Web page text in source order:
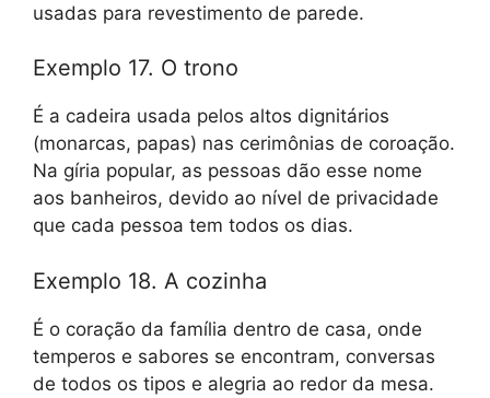
usadas para revestimento de parede.
Exemplo 17. O trono
É a cadeira usada pelos altos dignitários
(monarcas, papas) nas cerimônias de coroação.
Na gíria popular, as pessoas dão esse nome
aos banheiros, devido ao nível de privacidade
que cada pessoa tem todos os dias.
Exemplo 18. A cozinha
É o coração da família dentro de casa, onde
temperos e sabores se encontram, conversas
de todos os tipos e alegria ao redor da mesa.